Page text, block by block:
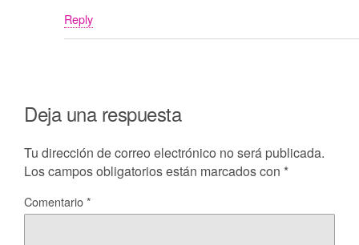
Reply
Deja una respuesta
Tu dirección de correo electrónico no será publicada.
Los campos obligatorios están marcados con *
Comentario*